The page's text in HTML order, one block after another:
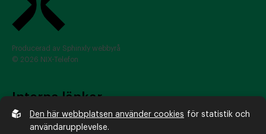
Producerad av Sphinxly webbyrå
© 2026 NIX-Telefon
Interna länkar
Så nixar du
Den här webbplatsen använder cookies för statistik och
användarupplevelse.